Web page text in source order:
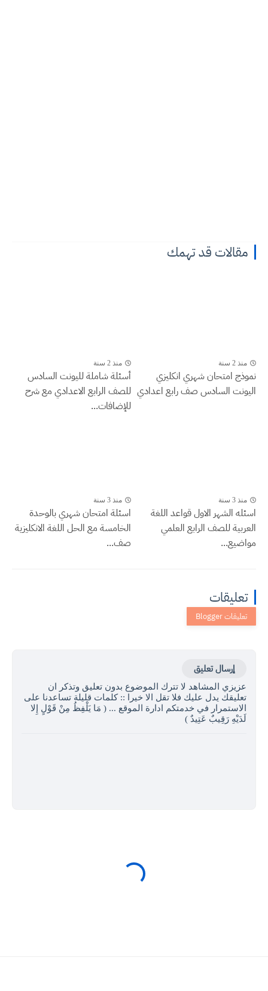
مقالات قد تهمك
منذ 2 سنة
نموذج امتحان شهري انكليزي
اليونت السادس صف رابع اعدادي
منذ 2 سنة
أسئلة شاملة لليونت السادس
للصف الرابع الاعدادي مع شرح
للإضافات...
منذ 3 سنة
اسئله الشهر الاول قواعد اللغة
العربية للصف الرابع العلمي
مواضيع...
منذ 3 سنة
اسئلة امتحان شهري بالوحدة
الخامسة مع الحل اللغة الانكليزية
صف...
تعليقات
إرسال تعليق
عزيزي المشاهد لا تترك الموضوع بدون تعليق وتذكر ان
تعليقك يدل عليك فلا تقل الا خيرا :: كلمات قليلة تساعدنا على
الاستمرار في خدمتكم ادارة الموقع ... ( مَا يَلْفِظُ مِنْ قَوْلٍ إِلا
لَدَيْهِ رَقِيبٌ عَتِيدٌ )